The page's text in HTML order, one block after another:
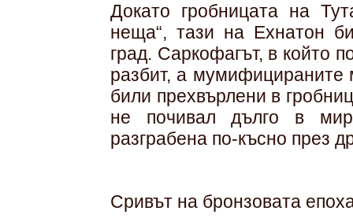
Докато гробницата на
неща“, тази на Ехнатон
град. Саркофагът, в който
разбит, а мумифицираните
били прехвърлени в
не почивал дълго в
разграбена по-късно през
Сривът на бронзовата